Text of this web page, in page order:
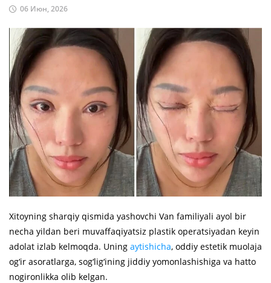
06 Июн, 2026
Xitoyning sharqiy qismida yashovchi Van familiyali ayol bir
necha yildan beri muvaffaqiyatsiz plastik operatsiyadan keyin
adolat izlab kelmoqda. Uning aytishicha, oddiy estetik muolaja
og‘ir asoratlarga, sog‘lig‘ining jiddiy yomonlashishiga va hatto
nogironlikka olib kelgan.